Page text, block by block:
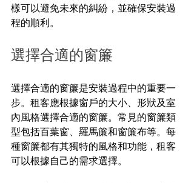
樣可以避免未來的糾紛，並確保安裝過
程的順利。
選擇合適的窗簾
選擇合適的窗簾是安裝過程中的重要一
步。租客應根據窗戶的大小、形狀及室
內風格選擇合適的窗簾。常見的窗簾類
型包括百葉窗、羅馬簾和窗簾布等。每
種窗簾都有其獨特的風格和功能，租客
可以根據自己的需求選擇。